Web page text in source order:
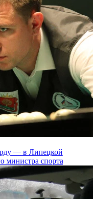
— в Липецкой
министра спорта